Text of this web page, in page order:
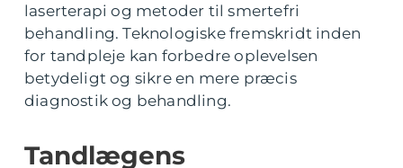
laserterapi og metoder til smertefri
behandling. Teknologiske fremskridt inden
for tandpleje kan forbedre oplevelsen
betydeligt og sikre en mere præcis
diagnostik og behandling.
Tandlægens